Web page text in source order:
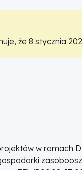
że 8 stycznia
publicznych w
w ramach